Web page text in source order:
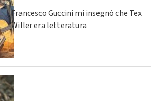
Francesco Guccini mi insegnò che Tex
Willer era letteratura